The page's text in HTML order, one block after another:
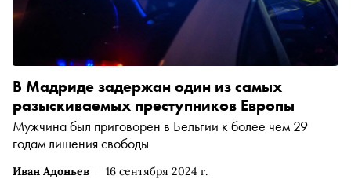
Иван Адоньев 16 сентября 2024 г.
В Мадриде задержан один из самых
разыскиваемых преступников Европы
Мужчина был приговорен в Бельгии к более чем 29
годам лишения свободы